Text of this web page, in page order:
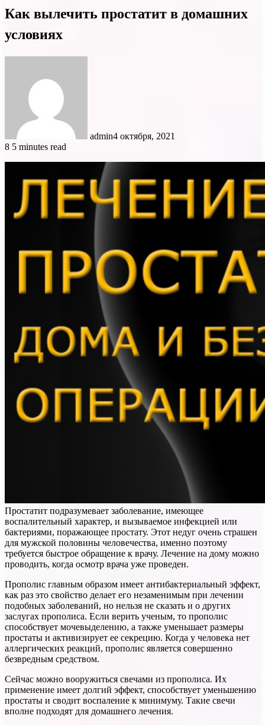
Как вылечить простатит в домашних
условиях
admin4 октября, 2021
8 5 minutes read
Простатит подразумевает заболевание, имеющее
воспалительный характер, и вызываемое инфекцией или
бактериями, поражающее простату. Этот недуг очень страшен
для мужской половины человечества, именно поэтому
требуется быстрое обращение к врачу. Лечение на дому можно
проводить, когда осмотр врача уже проведен.
Прополис главным образом имеет антибактериальный эффект,
как раз это свойство делает его незаменимым при лечении
подобных заболеваний, но нельзя не сказать и о других
заслугах прополиса. Если верить ученым, то прополис
способствует мочевыделению, а также уменьшает размеры
простаты и активизирует ее секрецию. Когда у человека нет
аллергических реакций, прополис является совершенно
безвредным средством.
Сейчас можно вооружиться свечами из прополиса. Их
применение имеет долгий эффект, способствует уменьшению
простаты и сводит воспаление к минимуму. Такие свечи
вполне подходят для домашнего лечения.